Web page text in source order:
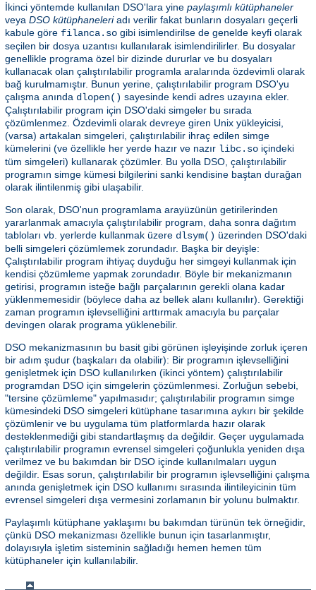
İkinci yöntemde kullanılan DSO'lara yine paylaşımlı kütüphaneler
veya DSO kütüphaneleriadı verilir fakat bunların dosyaları geçerli
kabule göre filanca.so gibi isimlendirilse de genelde keyfi olarak
seçilen bir dosya uzantısı kullanılarak isimlendirilirler. Bu dosyalar
genellikle programa özel bir dizinde dururlar ve bu dosyaları
kullanacak olan çalıştırılabilir programla aralarında özdevimli olarak
bağ kurulmamıştır. Bunun yerine, çalıştırılabilir program DSO'yu
çalışma anında dlopen() sayesinde kendi adres uzayına ekler.
Çalıştırılabilir program için DSO'daki simgeler bu sırada
çözümlenmez. Özdevimli olarak devreye giren Unix yükleyicisi,
(varsa) artakalan simgeleri, çalıştırılabilir ihraç edilen simge
kümelerini (ve özellikle her yerde hazır ve nazır libc.so içindeki
tüm simgeleri) kullanarak çözümler. Bu yolla DSO, çalıştırılabilir
programın simge kümesi bilgilerini sanki kendisine baştan durağan
olarak ilintilenmiş gibi ulaşabilir.
Son olarak, DSO'nun programlama arayüzünün getirilerinden
yararlanmak amacıyla çalıştırılabilir program, daha sonra dağıtım
tabloları vb. yerlerde kullanmak üzere dlsym() üzerinden DSO'daki
belli simgeleri çözümlemek zorundadır. Başka bir deyişle:
Çalıştırılabilir program ihtiyaç duyduğu her simgeyi kullanmak için
kendisi çözümleme yapmak zorundadır. Böyle bir mekanizmanın
getirisi, programın isteğe bağlı parçalarının gerekli olana kadar
yüklenmemesidir (böylece daha az bellek alanı kullanılır). Gerektiği
zaman programın işlevselliğini arttırmak amacıyla bu parçalar
devingen olarak programa yüklenebilir.
DSO mekanizmasının bu basit gibi görünen işleyişinde zorluk içeren
bir adım şudur (başkaları da olabilir): Bir programın işlevselliğini
genişletmek için DSO kullanılırken (ikinci yöntem) çalıştırılabilir
programdan DSO için simgelerin çözümlenmesi. Zorluğun sebebi,
"tersine çözümleme" yapılmasıdır; çalıştırılabilir programın simge
kümesindeki DSO simgeleri kütüphane tasarımına aykırı bir şekilde
çözümlenir ve bu uygulama tüm platformlarda hazır olarak
desteklenmediği gibi standartlaşmış da değildir. Geçer uygulamada
çalıştırılabilir programın evrensel simgeleri çoğunlukla yeniden dışa
verilmez ve bu bakımdan bir DSO içinde kullanılmaları uygun
değildir. Esas sorun, çalıştırılabilir bir programın işlevselliğini çalışma
anında genişletmek için DSO kullanımı sırasında ilintileyicinin tüm
evrensel simgeleri dışa vermesini zorlamanın bir yolunu bulmaktır.
Paylaşımlı kütüphane yaklaşımı bu bakımdan türünün tek örneğidir,
çünkü DSO mekanizması özellikle bunun için tasarlanmıştır,
dolayısıyla işletim sisteminin sağladığı hemen hemen tüm
kütüphaneler için kullanılabilir.